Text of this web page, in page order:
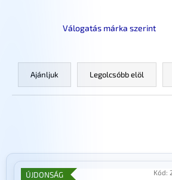
Válogatás márka szerint
T
r
e
Ajánljuk Legolcsóbb elöl
T
ÚJDONSÁG Kód: